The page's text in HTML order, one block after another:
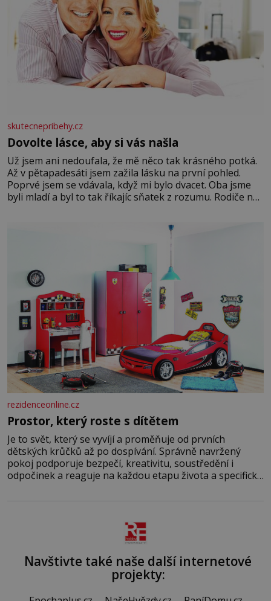
skutecnepribehy.cz
Dovolte lásce, aby si vás našla
Už jsem ani nedoufala, že mě něco tak krásného potká.
Až v pětapadesáti jsem zažila lásku na první pohled.
Poprvé jsem se vdávala, když mi bylo dvacet. Oba jsme
byli mladí a byl to tak říkajíc sňatek z rozumu. Rodiče nás
rezidenceonline.cz
Prostor, který roste s dítětem
Je to svět, který se vyvíjí a proměňuje od prvních
dětských krůčků až po dospívání. Správně navržený
pokoj podporuje bezpečí, kreativitu, soustředění i
odpočinek a reaguje na každou etapu života a specifické
Navštivte také naše další internetové
projekty: